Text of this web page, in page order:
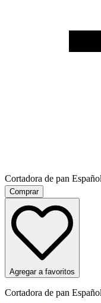
Cortadora de pan
Comprar
Agregar a favoritos
Cortadora de pan